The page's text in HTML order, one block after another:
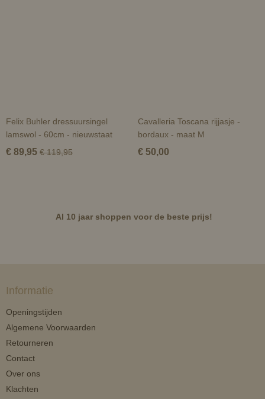
Felix Buhler dressuursingel
lamswol - 60cm - nieuwstaat
€ 89,95 € 119,95
Cavalleria Toscana rijjasje -
bordaux - maat M
€ 50,00
Al 10 jaar shoppen voor de beste prijs!
Informatie
Openingstijden
Algemene Voorwaarden
Retourneren
Contact
Over ons
Klachten